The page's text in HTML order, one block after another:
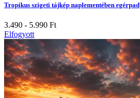
Tropikus szigeti tájkép naplementében egérpad
3.490 - 5.990 Ft
Elfogyott